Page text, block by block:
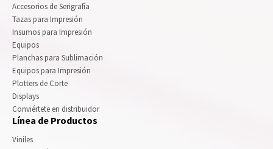
Accesorios de Serigrafía
Tazas para Impresión
Insumos para Impresión
Equipos
Planchas para Sublimación
Equipos para Impresión
Plotters de Corte
Displays
Conviértete en distribuidor
Línea de Productos
Viniles